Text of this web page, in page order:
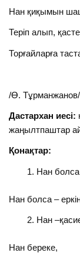
Нан қиқымын
Теріп алып,
Торғайларға
/Ө.
Дастархан иесі:
жаңылтпаштар
Қонақтар:
Нан болса
Нан болса –
Нан
Нан береке,